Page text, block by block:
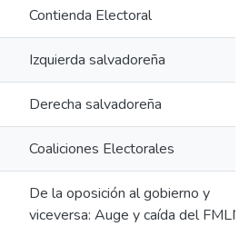
Contienda Electoral
Izquierda salvadoreña
Derecha salvadoreña
Coaliciones Electorales
De la oposición al gobierno y
viceversa: Auge y caída del FMLN